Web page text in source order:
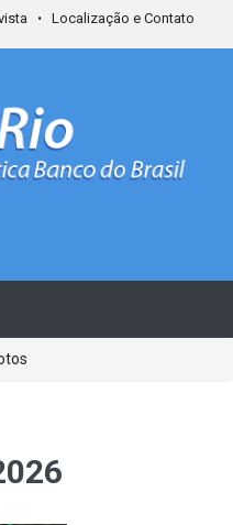
Localização e Contato